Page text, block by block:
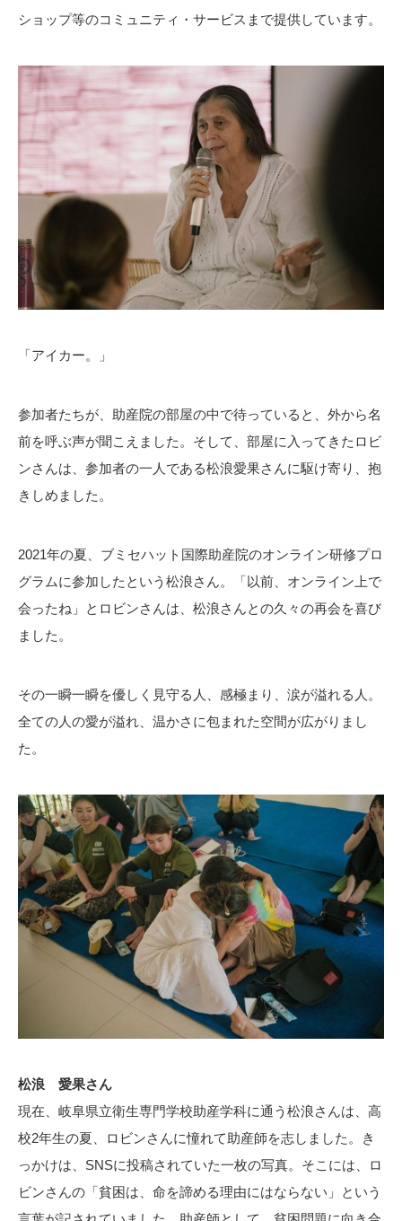
ショップ等のコミュニティ・サービスまで提供しています。
「アイカー。」
参加者たちが、助産院の部屋の中で待っていると、外から名
前を呼ぶ声が聞こえました。そして、部屋に入ってきたロビ
ンさんは、参加者の一人である松浪愛果さんに駆け寄り、抱
きしめました。
2021年の夏、ブミセハット国際助産院のオンライン研修プロ
グラムに参加したという松浪さん。「以前、オンライン上で
会ったね」とロビンさんは、松浪さんとの久々の再会を喜び
ました。
その一瞬一瞬を優しく見守る人、感極まり、涙が溢れる人。
全ての人の愛が溢れ、温かさに包まれた空間が広がりまし
た。
松浪 愛果さん
現在、岐阜県立衛生専門学校助産学科に通う松浪さんは、高
校2年生の夏、ロビンさんに憧れて助産師を志しました。き
っかけは、SNSに投稿されていた一枚の写真。そこには、ロ
ビンさんの「貧困は、命を諦める理由にはならない」という